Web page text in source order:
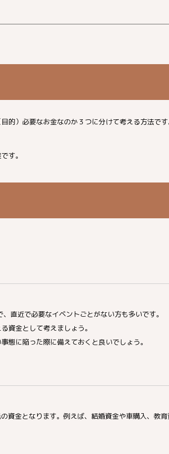
的）必要なお金なのか３つに分けて考える方法で
す。
直近で必要なイベントごとがない方も多いです。
資金として考えましょう。
態に陥った際に備えておくと良いでしょう。
資金となります。例えば、結婚資金や車購入、教